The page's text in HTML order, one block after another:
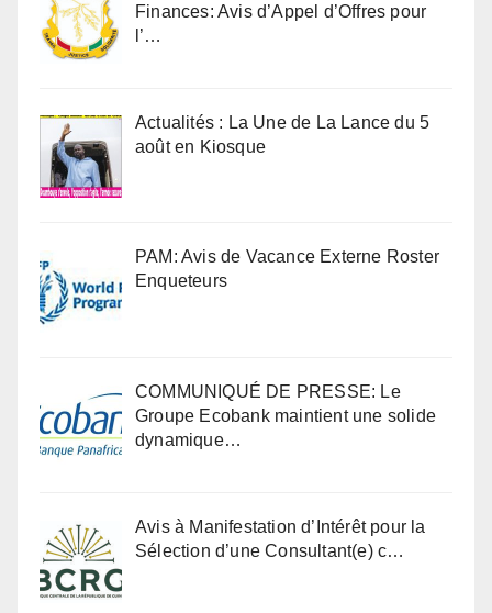
Finances: Avis d’Appel d’Offres pour
l’…
Actualités : La Une de La Lance du 5
août en Kiosque
PAM: Avis de Vacance Externe Roster
Enqueteurs
COMMUNIQUÉ DE PRESSE: Le
Groupe Ecobank maintient une solide
dynamique…
Avis à Manifestation d’Intérêt pour la
Sélection d’une Consultant(e) c…